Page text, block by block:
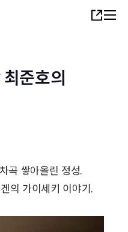
Share
준호의
곡 쌓아올린 정성.
의 가이세키 이야기.